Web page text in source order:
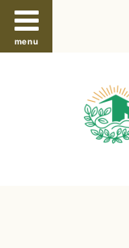
menu